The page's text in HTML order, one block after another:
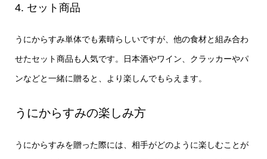
4. セット商品
うにからすみ単体でも素晴らしいですが、他の食材と組み合わ
せたセット商品も人気です。日本酒やワイン、クラッカーやパ
ンなどと一緒に贈ると、より楽しんでもらえます。
うにからすみの楽しみ方
うにからすみを贈った際には、相手がどのように楽しむことが